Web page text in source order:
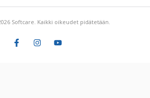
Softcare. Kaikki oikeudet pidätetään.